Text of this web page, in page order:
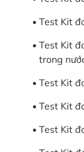
Test Kit
Test Kit
trong
Test Kit
Test Kit
Test Kit